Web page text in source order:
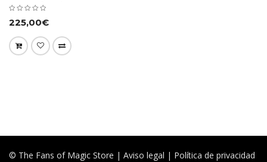
225,00€
© The Fans of Magic Store | Aviso legal | Política de privacidad